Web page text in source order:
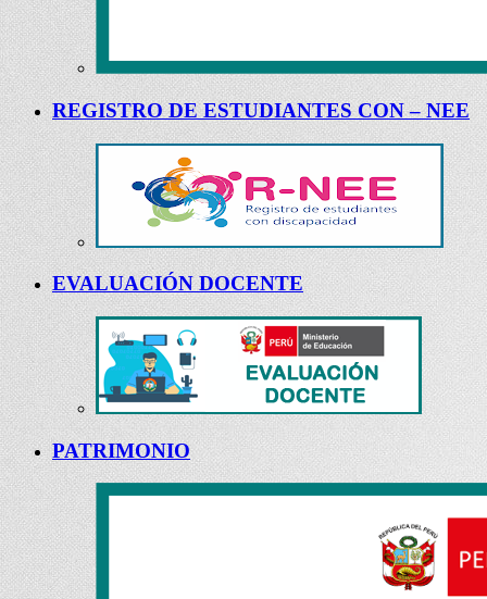
REGISTRO DE ESTUDIANTES CON – NEE
EVALUACIÓN DOCENTE
PATRIMONIO